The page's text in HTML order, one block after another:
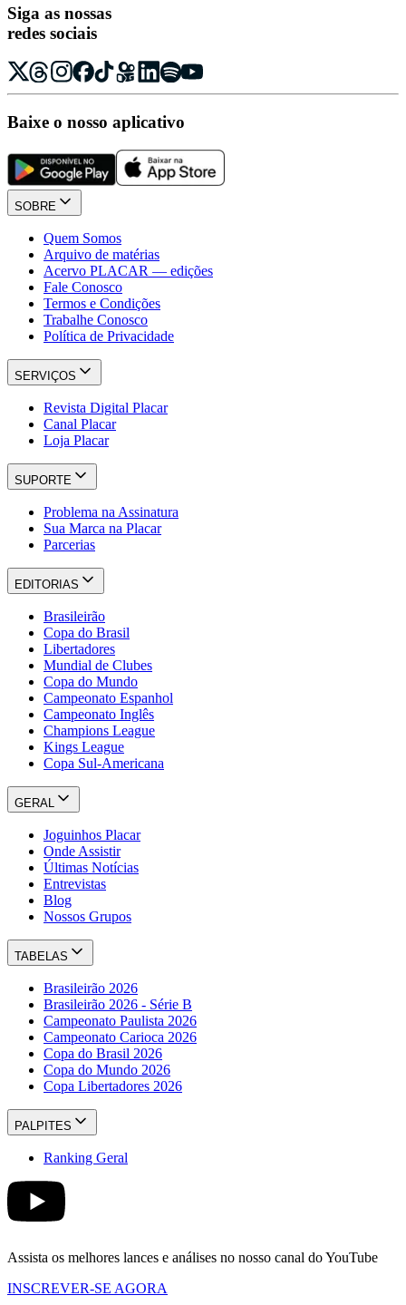
Siga as nossas
redes sociais
Baixe o nosso aplicativo
SOBRE
Quem Somos
Arquivo de matérias
Acervo PLACAR — edições
Fale Conosco
Termos e Condições
Trabalhe Conosco
Política de Privacidade
SERVIÇOS
Revista Digital Placar
Canal Placar
Loja Placar
SUPORTE
Problema na Assinatura
Sua Marca na Placar
Parcerias
EDITORIAS
Brasileirão
Copa do Brasil
Libertadores
Mundial de Clubes
Copa do Mundo
Campeonato Espanhol
Campeonato Inglês
Champions League
Kings League
Copa Sul-Americana
GERAL
Joguinhos Placar
Onde Assistir
Últimas Notícias
Entrevistas
Blog
Nossos Grupos
TABELAS
Brasileirão 2026
Brasileirão 2026 - Série B
Campeonato Paulista 2026
Campeonato Carioca 2026
Copa do Brasil 2026
Copa do Mundo 2026
Copa Libertadores 2026
PALPITES
Ranking Geral
Assista os melhores lances e análises no nosso canal do YouTube
INSCREVER-SE AGORA